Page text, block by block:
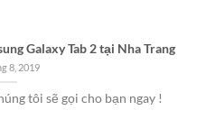
Galaxy Tab 2 tại Nha Trang
8, 2019
tôi sẽ gọi cho bạn ngay !